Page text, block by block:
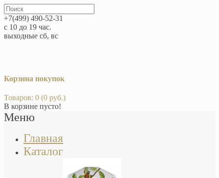
+7(499) 490-52-31
с 10 до 19 час.
выходные сб, вс
Корзина покупок
Товаров: 0 (0 руб.)
В корзине пусто!
Меню
Главная
Каталог